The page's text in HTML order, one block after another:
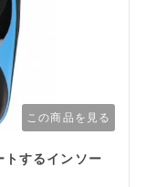
この商品を見る
するインソー